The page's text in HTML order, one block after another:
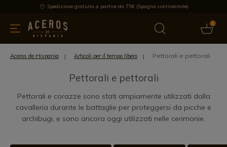
Spedizione gratuita a partire da 75€ (Spagna continentale)
0
cucina Offre Ultime notizie Venduti Marche
Aceros de Hispania Articoli per il tempo libero Pettorali e pettorali
Pettorali e pettorali
Pettorali e corazze sono stati ampiamente utilizzati dalla
cavalleria durante le battaglie per proteggersi da picche e
archibugi, e sono ancora oggi utilizzati nelle cerimonie.